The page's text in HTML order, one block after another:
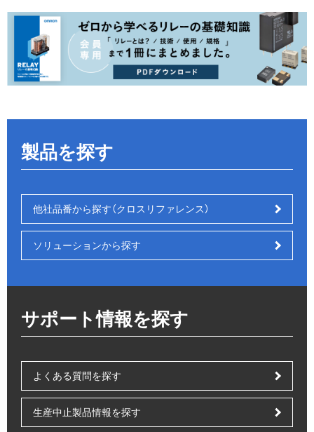
製品を探す
他社品番から探す（クロスリファレンス）
ソリューションから探す
サポート情報を探す
よくある質問を探す
生産中止製品情報を探す